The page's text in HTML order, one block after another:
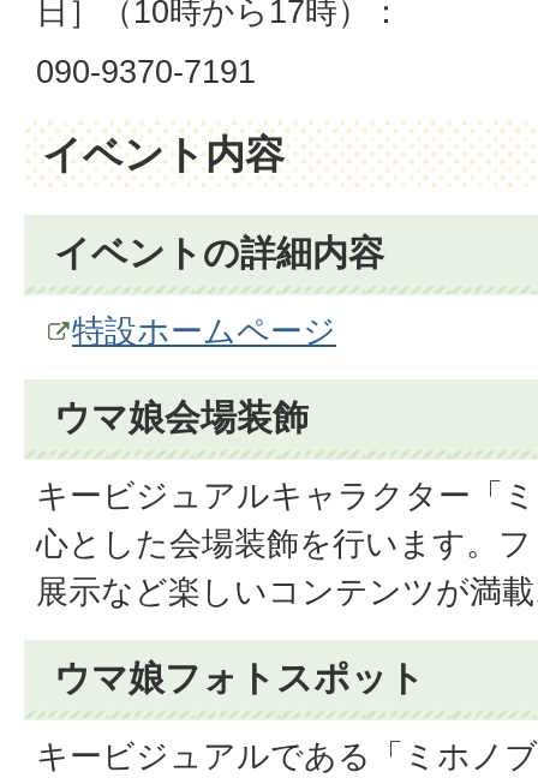
日］（10時から17時）：
090-9370-7191
イベント内容
イベントの詳細内容
特設ホームページ
ウマ娘会場装飾
キービジュアルキャラクター「
心とした会場装飾を行います。
展示など楽しいコンテンツが満
ウマ娘フォトスポット
キービジュアルである「ミホノ